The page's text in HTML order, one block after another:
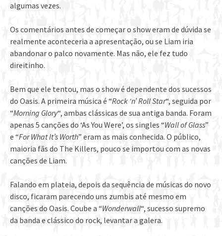
algumas vezes.
Os comentários antes de começar o show eram de dúvida se
realmente aconteceria a apresentação, ou se Liam iria
abandonar o palco novamente. Mas não, ele fez tudo
direitinho.
Bem que ele tentou, mas o show é dependente dos sucessos
do Oasis. A primeira música é “Rock ‘n’ Roll Star“, seguida por
“Morning Glory“, ambas clássicas de sua antiga banda. Foram
apenas 5 canções do ‘As You Were’, os singles “Wall of Glass”
e “For What It’s Worth” eram as mais conhecida. O público,
maioria fãs do The Killers, pouco se importou com as novas
canções de Liam.
Falando em plateia, depois da sequência de músicas do novo
disco, ficaram parecendo uns zumbis até mesmo em
canções do Oasis. Coube a “Wonderwall“, sucesso supremo
da banda e clássico do rock, levantar a galera.